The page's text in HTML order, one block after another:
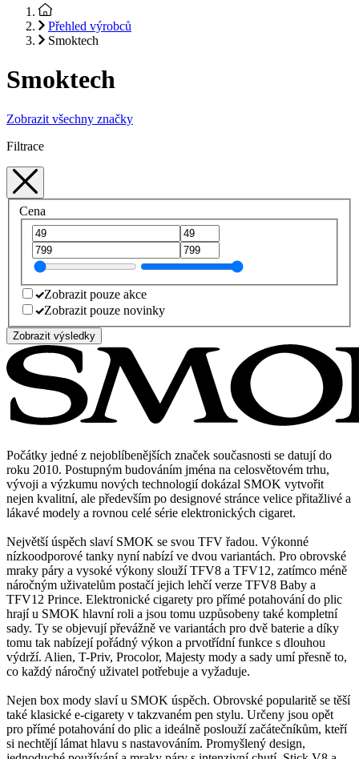
Přehled výrobců
Smoktech
Smoktech
Zobrazit všechny značky
Filtrace
Cena
Zobrazit pouze akce
Zobrazit pouze novinky
Zobrazit výsledky
Počátky jedné z nejoblíbenějších značek současnosti se datují do
roku 2010. Postupným budováním jména na celosvětovém trhu,
vývoji a výzkumu nových technologií dokázal SMOK vytvořit
nejen kvalitní, ale především po designové stránce velice přitažlivé a
lákavé modely a rovnou celé série elektronických cigaret.
Největší úspěch slaví SMOK se svou TFV řadou. Výkonné
nízkoodporové tanky nyní nabízí ve dvou variantách. Pro obrovské
mraky páry a vysoké výkony slouží TFV8 a TFV12, zatímco méně
náročným uživatelům postačí jejich lehčí verze TFV8 Baby a
TFV12 Prince. Elektronické cigarety pro přímé potahování do plic
hrají u SMOK hlavní roli a jsou tomu uzpůsobeny také kompletní
sady. Ty se objevují převážně ve variantách pro dvě baterie a díky
tomu tak nabízejí pořádný výkon a prvotřídní funkce s dlouhou
výdrží. Alien, T-Priv, Procolor, Majesty mody a sady umí přesně to,
co každý náročný uživatel potřebuje a vyžaduje.
Nejen box mody slaví u SMOK úspěch. Obrovské popularitě se těší
také klasické e-cigarety v takzvaném pen stylu. Určeny jsou opět
pro přímé potahování do plic a ideálně poslouží začátečníkům, kteří
si nechtějí lámat hlavu s nastavováním. Promyšlený design,